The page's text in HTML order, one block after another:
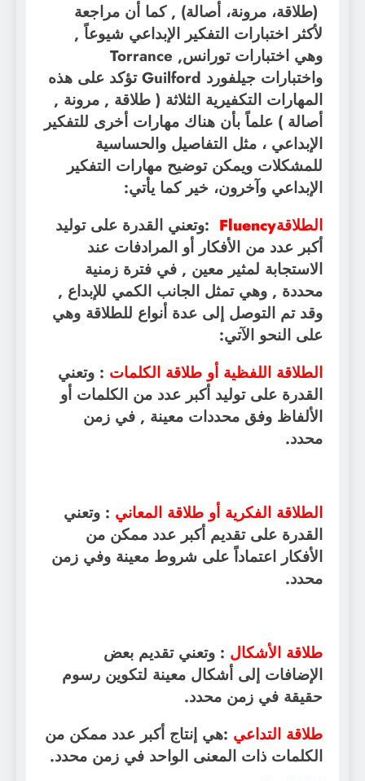
(طلاقة، مرونة، أصالة) , كما أن مراجعة
لأكثر اختبارات التفكير الإبداعي شيوعاً ,
وهي اختبارات تورانسTorrance ,
واختبارات جيلفورد Guilfordتؤكد على هذه
المهارات التكفيرية الثلاثة ( طلاقة , مرونة ,
أصالة ) علماً بأن هناك مهارات أخرى للتفكير
الإبداعي ، مثل التفاصيل والحساسية
للمشكلات ويمكن توضيح مهارات التفكير
الإبداعي وآخرون، خير كما يأتي:
الطلاقةFluency
:وتعني القدرة على توليد
أكبر عدد من الأفكار أو المرادفات عند
الاستجابة لمثير معين , في فترة زمنية
محددة , وهي تمثل الجانب الكمي للإبداع ,
وقد تم التوصل إلى عدة أنواع للطلاقة وهي
على النحو الآتي:
الطلاقة اللفظية أو طلاقة الكلمات : وتعني
القدرة على توليد أكبر عدد من الكلمات أو
الألفاظ وفق محددات معينة , في زمن
محدد.
الطلاقة الفكرية أو طلاقة المعاني : وتعني
القدرة على تقديم أكبر عدد ممكن من
الأفكار اعتماداً على شروط معينة وفي زمن
محدد.
طلاقة الأشكال : وتعني تقديم بعض
الإضافات إلى أشكال معينة لتكوين رسوم
حقيقة في زمن محدد.
طلاقة التداعي :هي إنتاج أكبر عدد ممكن من
الكلمات ذات المعنى الواحد في زمن محدد.